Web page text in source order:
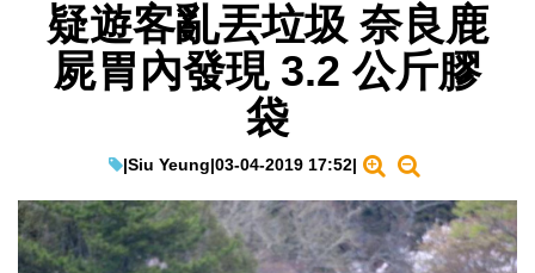
Facebook Instagram
科技焦點
教學評測
EduTech
疑遊客亂丟垃圾 奈良鹿
屍胃內發現 3.2 公斤膠
袋
|Siu Yeung|03-04-2019 17:52|